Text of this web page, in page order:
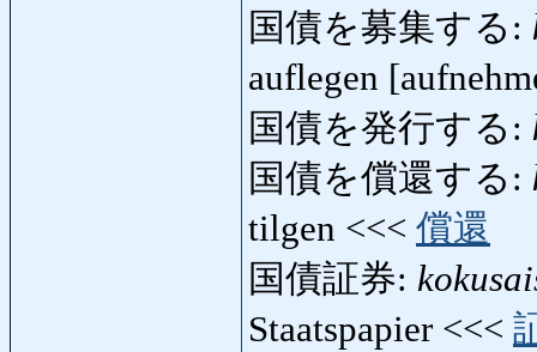
国債を募集する:
auflegen
国債を発行する:
国債を償還する:
tilgen <<< 償還
国債証券:
Staatspapier <<<